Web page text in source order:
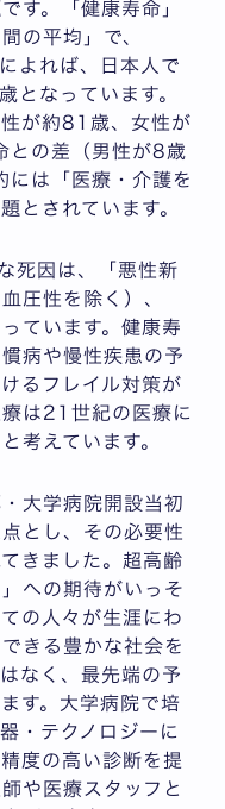
す。「健康寿命」
の平均」で、
よれば、日本人で
となっています。
が約81歳、女性が
との差（男性が8歳
は「医療・介護を
とされています。
死因は、「悪性新
圧性を除く）、
ています。健康寿
病や慢性疾患の予
るフレイル対策が
は21世紀の医療に
考えています。
大学病院開設当初
とし、その必要性
きました。超高齢
への期待がいっそ
の人々が生涯にわ
きる豊かな社会を
なく、最先端の予
す。大学病院で培
・テクノロジーに
度の高い診断を提
や医療スタッフと